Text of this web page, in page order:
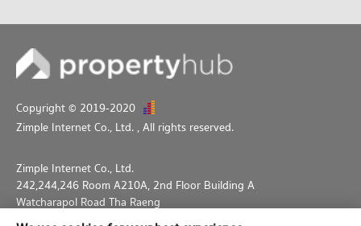
Copyright © 2019-2020
Zimple Internet Co., Ltd. , All rights reserved.
Zimple Internet Co., Ltd.
242,244,246 Room A210A, 2nd Floor Building A
Watcharapol Road Tha Raeng
Bang Khen Bangkok 10230